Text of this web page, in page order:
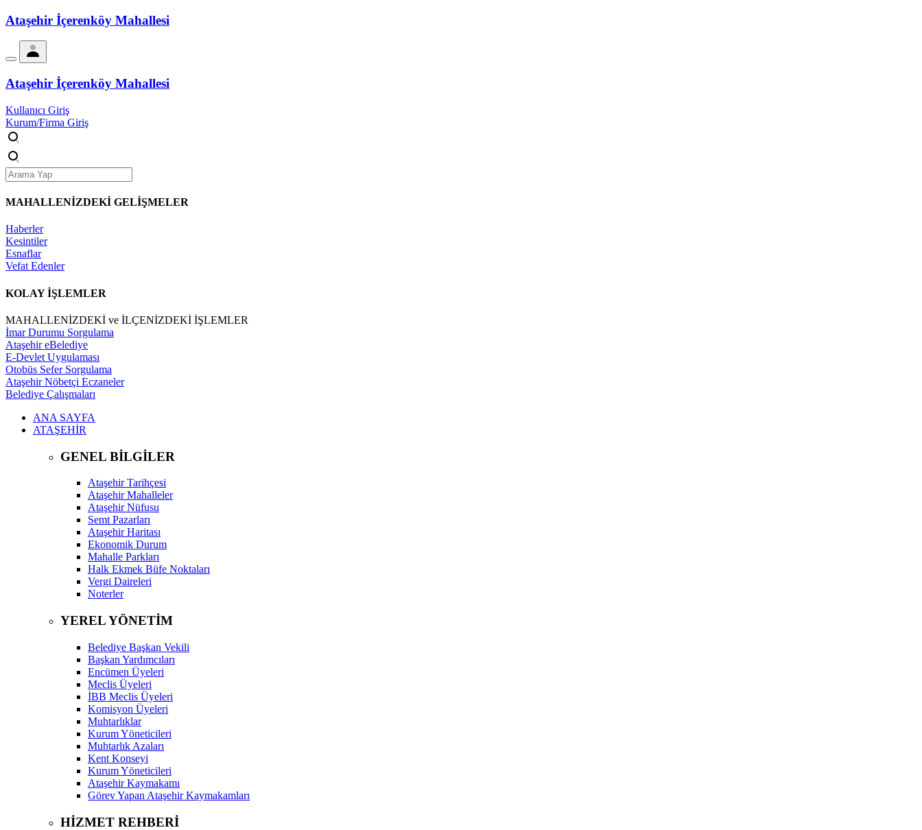
Ataşehir İçerenköy Mahallesi
Ataşehir İçerenköy Mahallesi
Kullanıcı Giriş
Kurum/Firma Giriş
MAHALLENİZDEKİ GELİŞMELER
Haberler
Kesintiler
Esnaflar
Vefat Edenler
KOLAY İŞLEMLER
MAHALLENİZDEKİ ve İLÇENİZDEKİ İŞLEMLER
İmar Durumu Sorgulama
Ataşehir eBelediye
E-Devlet Uygulaması
Otobüs Sefer Sorgulama
Ataşehir Nöbetçi Eczaneler
Belediye Çalışmaları
ANA SAYFA
ATAŞEHİR
GENEL BİLGİLER
Ataşehir Tarihçesi
Ataşehir Mahalleler
Ataşehir Nüfusu
Semt Pazarları
Ataşehir Haritası
Ekonomik Durum
Mahalle Parkları
Halk Ekmek Büfe Noktaları
Vergi Daireleri
Noterler
YEREL YÖNETİM
Belediye Başkan Vekili
Başkan Yardımcıları
Encümen Üyeleri
Meclis Üyeleri
İBB Meclis Üyeleri
Komisyon Üyeleri
Muhtarlıklar
Kurum Yöneticileri
Muhtarlık Azaları
Kent Konseyi
Kurum Yöneticileri
Ataşehir Kaymakamı
Görev Yapan Ataşehir Kaymakamları
HİZMET REHBERİ